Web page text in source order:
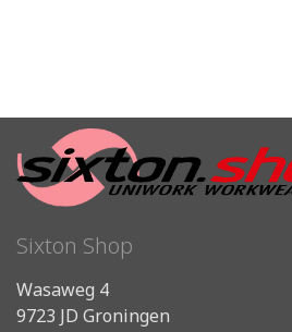
Sixton Shop
Wasaweg 4
9723 JD Groningen